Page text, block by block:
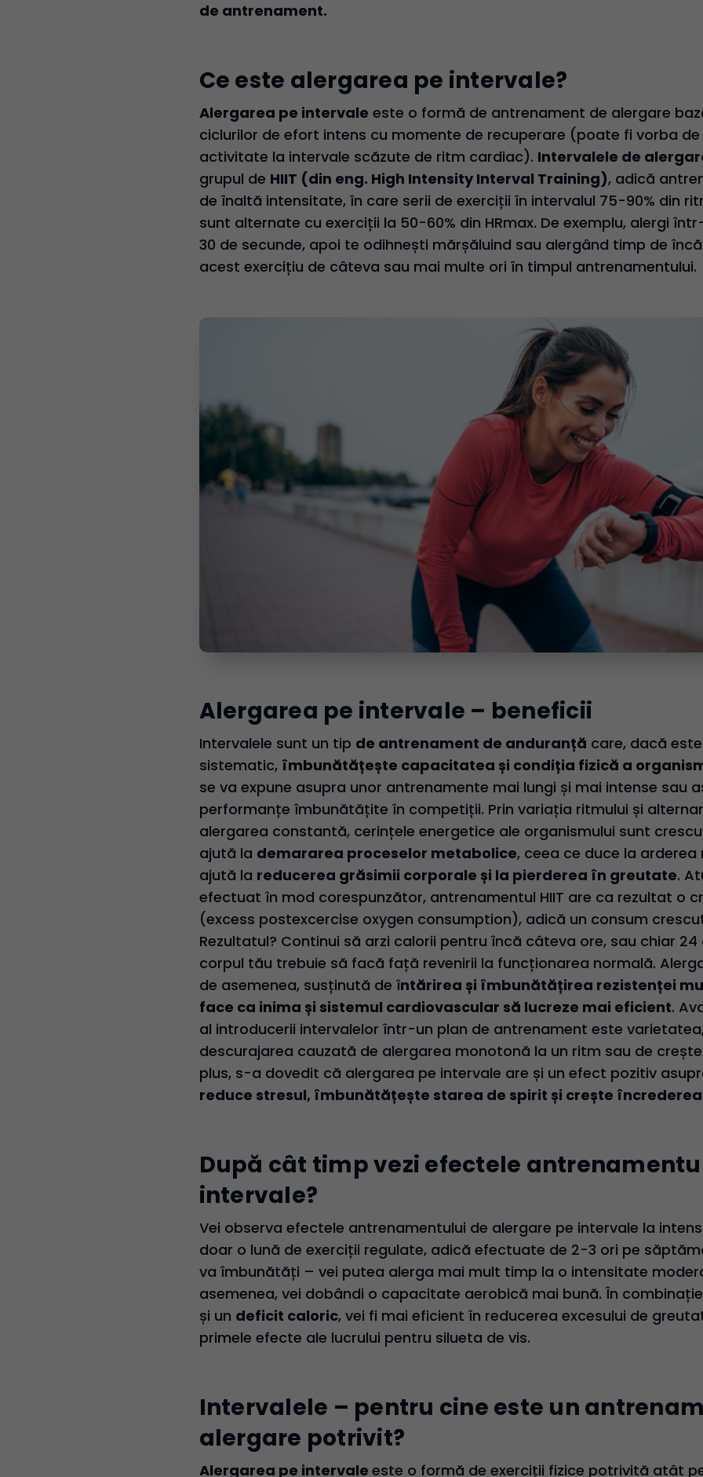
de antrenament.
Ce este alergarea pe intervale?
Alergarea pe intervale este o formă de antrenament de alergare
ciclurilor de efort intens cu momente de recuperare (poate fi vorba
activitate la intervale scăzute de ritm cardiac). Intervalele de
grupul de HIIT (din eng. High Intensity Interval Training), adică
de înaltă intensitate, în care serii de exerciții în intervalul 75-90% din
sunt alternate cu exerciții la 50-60% din HRmax. De exemplu, alergi
30 de secunde, apoi te odihnești mărșăluind sau alergând timp de
acest exercițiu de câteva sau mai multe ori în timpul antrenamentului.
Alergarea pe intervale – beneficii
Intervalele sunt un tip de antrenament de anduranță care, dacă
sistematic, îmbunătățește capacitatea și condiția fizică a
se va expune asupra unor antrenamente mai lungi și mai intense sau
performanțe îmbunătățite în competiții. Prin variația ritmului și
alergarea constantă, cerințele energetice ale organismului sunt
ajută la demararea proceselor metabolice, ceea ce duce la
ajută la reducerea grăsimii corporale și la pierderea în greutate.
efectuat în mod corespunzător, antrenamentul HIIT are ca rezultat o
(excess postexcercise oxygen consumption), adică un consum
Rezultatul? Continui să arzi calorii pentru încă câteva ore, sau chiar
corpul tău trebuie să facă față revenirii la funcționarea normală.
de asemenea, susținută de întărirea și îmbunătățirea rezistenței
face ca inima și sistemul cardiovascular să lucreze mai eficient.
al introducerii intervalelor într-un plan de antrenament este
descurajarea cauzată de alergarea monotonă la un ritm sau de
plus, s-a dovedit că alergarea pe intervale are și un efect pozitiv
reduce stresul, îmbunătățește starea de spirit și crește
După cât timp vezi efectele
intervale?
Vei observa efectele antrenamentului de alergare pe intervale la
doar o lună de exerciții regulate, adică efectuate de 2-3 ori pe
va îmbunătăți – vei putea alerga mai mult timp la o intensitate
asemenea, vei dobândi o capacitate aerobică mai bună. În
și un deficit caloric, vei fi mai eficient în reducerea excesului de
primele efecte ale lucrului pentru silueta de vis.
Intervalele – pentru cine este un
alergare potrivit?
Alergarea pe intervale este o formă de exerciții fizice potrivită atât